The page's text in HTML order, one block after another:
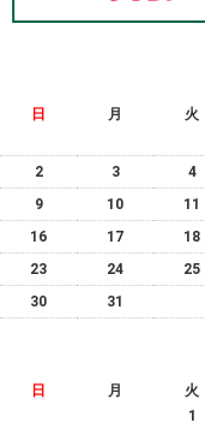
日 月 火
2
3 4
9
10 11
16
17 18
23
24 25
30
31
日 月 火
1